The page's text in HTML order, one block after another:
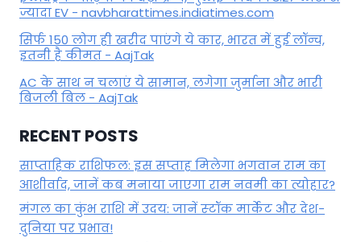
ज्यादा EV - navbharattimes.indiatimes.com
सिर्फ 150 लोग ही खरीद पाएंगे ये कार, भारत में हुई लॉन्च,
इतनी है कीमत - AajTak
AC के साथ न चलाएं ये सामान, लगेगा जुर्माना और भारी
बिजली बिल - AajTak
RECENT POSTS
साप्ताहिक राशिफल: इस सप्ताह मिलेगा भगवान राम का
आशीर्वाद, जानें कब मनाया जाएगा राम नवमी का त्योहार?
मंगल का कुंभ राशि में उदय: जानें स्‍टॉक मार्केट और देश-
दुनिया पर प्रभाव!